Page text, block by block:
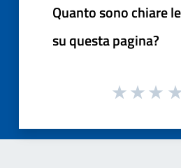
Quanto sono chiare
su questa pagina?